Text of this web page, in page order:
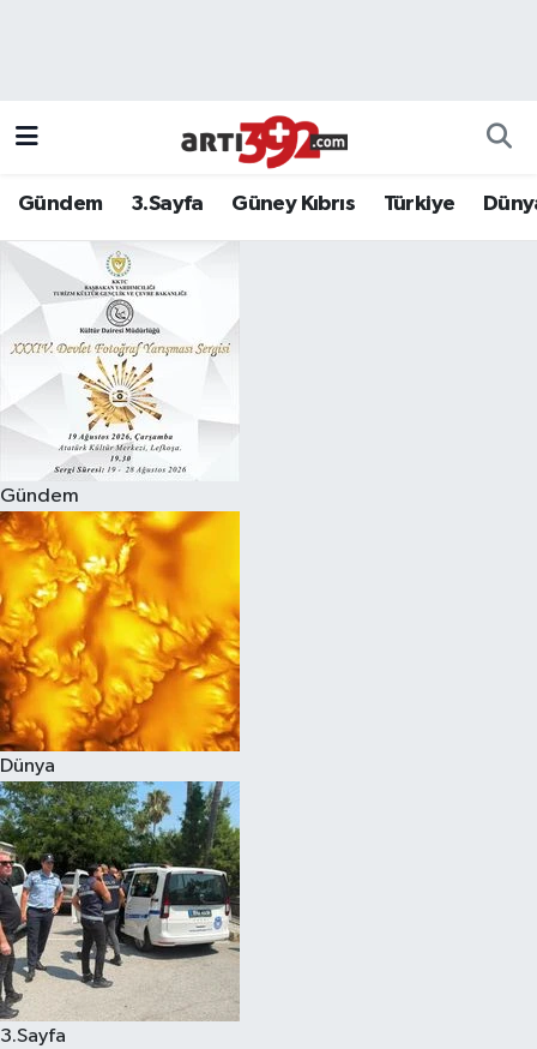
Gündem 3.Sayfa Güney Kıbrıs Türkiye
Gündem
Dünya
3.Sayfa